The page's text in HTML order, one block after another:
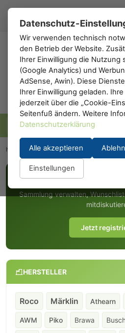
h0
h0.eu Hersteller / Y-Modelle
KOSTENLOS
Sammlung verwalten,
Jetzt
HERSTELLER
Roco Märklin Athearn
AWM Piko Brawa
Datenschutz-
Wir verwenden technisch
den Betrieb der Website.
Ihrer Einwilligung die Nutzung
(Google Analytics) und
AdSense, Awin). Diese
Ihrer Einwilligung geladen.
jederzeit über die „Cookie-
Seitenfuß ändern. Weitere
Datenschutzerklärung
Alle akzeptieren
Einstellungen